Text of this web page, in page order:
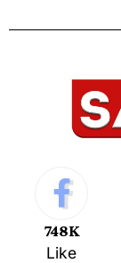
748K
Like